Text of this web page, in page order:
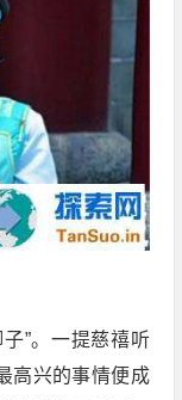
”。一提慈禧听
高兴的事情便成